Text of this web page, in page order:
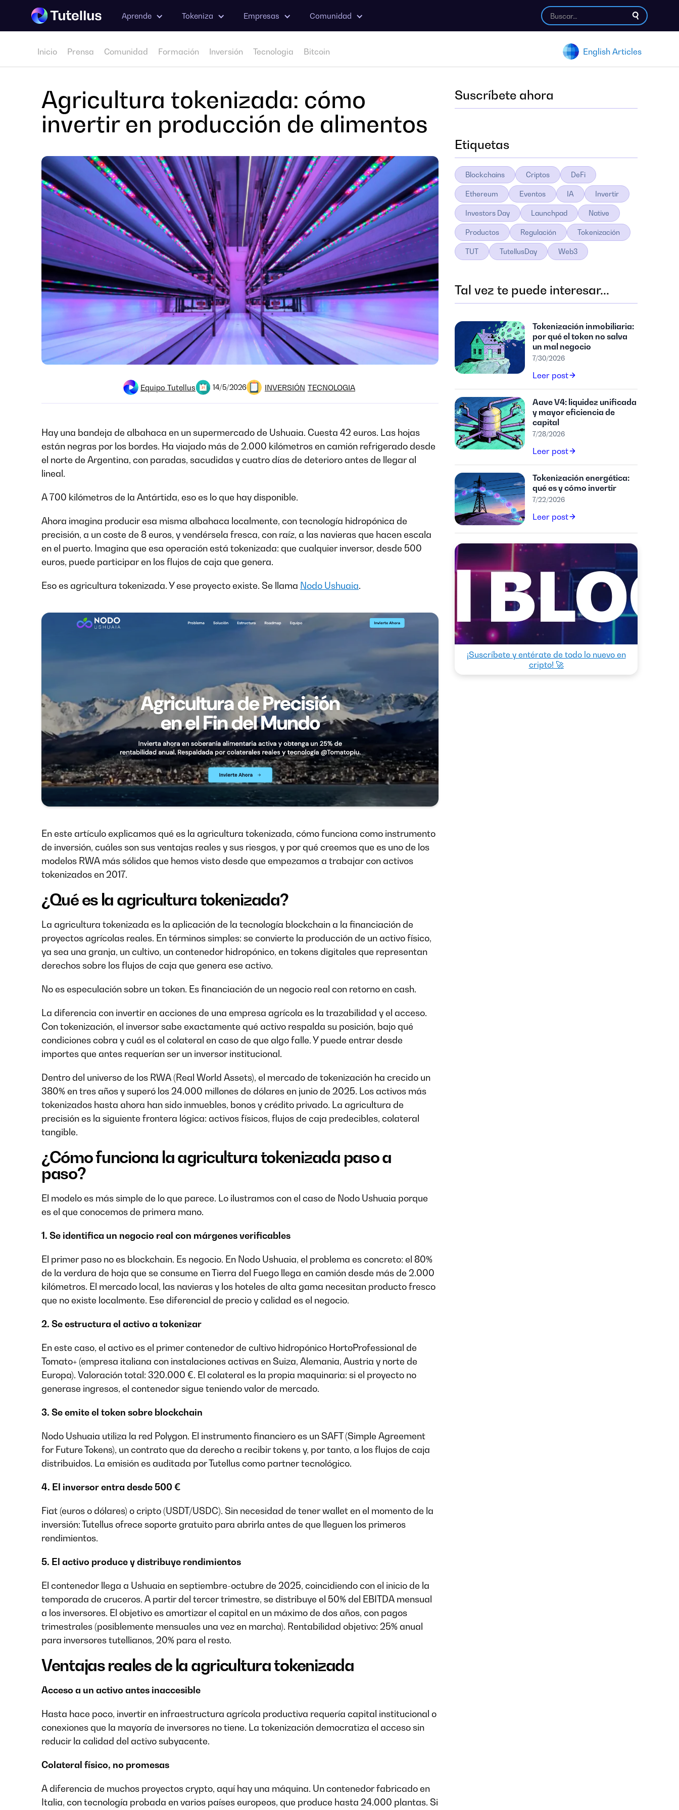
Aprende Tokeniza Empresas Comunidad
Inicio Prensa Comunidad Formación Inversión Tecnologia Bitcoin English Articles
Agricultura tokenizada: cómo
invertir en producción de alimentos
Equipo Tutellus 14/5/2026 INVERSIÓN TECNOLOGIA
Hay una bandeja de albahaca en un supermercado de Ushuaia. Cuesta 42 euros. Las hojas
están negras por los bordes. Ha viajado más de 2.000 kilómetros en camión refrigerado desde
el norte de Argentina, con paradas, sacudidas y cuatro días de deterioro antes de llegar al
lineal.
A 700 kilómetros de la Antártida, eso es lo que hay disponible.
Ahora imagina producir esa misma albahaca localmente, con tecnología hidropónica de
precisión, a un coste de 8 euros, y vendérsela fresca, con raíz, a las navieras que hacen escala
en el puerto. Imagina que esa operación está tokenizada: que cualquier inversor, desde 500
euros, puede participar en los flujos de caja que genera.
Eso es agricultura tokenizada. Y ese proyecto existe. Se llama Nodo Ushuaia.
En este artículo explicamos qué es la agricultura tokenizada, cómo funciona como instrumento
de inversión, cuáles son sus ventajas reales y sus riesgos, y por qué creemos que es uno de los
modelos RWA más sólidos que hemos visto desde que empezamos a trabajar con activos
tokenizados en 2017.
¿Qué es la agricultura tokenizada?
La agricultura tokenizada es la aplicación de la tecnología blockchain a la financiación de
proyectos agrícolas reales. En términos simples: se convierte la producción de un activo físico,
ya sea una granja, un cultivo, un contenedor hidropónico, en tokens digitales que representan
derechos sobre los flujos de caja que genera ese activo.
No es especulación sobre un token. Es financiación de un negocio real con retorno en cash.
La diferencia con invertir en acciones de una empresa agrícola es la trazabilidad y el acceso.
Con tokenización, el inversor sabe exactamente qué activo respalda su posición, bajo qué
condiciones cobra y cuál es el colateral en caso de que algo falle. Y puede entrar desde
importes que antes requerían ser un inversor institucional.
Dentro del universo de los RWA (Real World Assets), el mercado de tokenización ha crecido un
380% en tres años y superó los 24.000 millones de dólares en junio de 2025. Los activos más
tokenizados hasta ahora han sido inmuebles, bonos y crédito privado. La agricultura de
precisión es la siguiente frontera lógica: activos físicos, flujos de caja predecibles, colateral
tangible.
¿Cómo funciona la agricultura tokenizada paso a
paso?
El modelo es más simple de lo que parece. Lo ilustramos con el caso de Nodo Ushuaia porque
es el que conocemos de primera mano.
1. Se identifica un negocio real con márgenes verificables
El primer paso no es blockchain. Es negocio. En Nodo Ushuaia, el problema es concreto: el 80%
de la verdura de hoja que se consume en Tierra del Fuego llega en camión desde más de 2.000
kilómetros. El mercado local, las navieras y los hoteles de alta gama necesitan producto fresco
que no existe localmente. Ese diferencial de precio y calidad es el negocio.
2. Se estructura el activo a tokenizar
En este caso, el activo es el primer contenedor de cultivo hidropónico HortoProfessional de
Tomato+ (empresa italiana con instalaciones activas en Suiza, Alemania, Austria y norte de
Europa). Valoración total: 320.000 €. El colateral es la propia maquinaria: si el proyecto no
generase ingresos, el contenedor sigue teniendo valor de mercado.
3. Se emite el token sobre blockchain
Nodo Ushuaia utiliza la red Polygon. El instrumento financiero es un SAFT (Simple Agreement
for Future Tokens), un contrato que da derecho a recibir tokens y, por tanto, a los flujos de caja
distribuidos. La emisión es auditada por Tutellus como partner tecnológico.
4. El inversor entra desde 500 €
Fiat (euros o dólares) o cripto (USDT/USDC). Sin necesidad de tener wallet en el momento de la
inversión: Tutellus ofrece soporte gratuito para abrirla antes de que lleguen los primeros
rendimientos.
5. El activo produce y distribuye rendimientos
El contenedor llega a Ushuaia en septiembre-octubre de 2025, coincidiendo con el inicio de la
temporada de cruceros. A partir del tercer trimestre, se distribuye el 50% del EBITDA mensual
a los inversores. El objetivo es amortizar el capital en un máximo de dos años, con pagos
trimestrales (posiblemente mensuales una vez en marcha). Rentabilidad objetivo: 25% anual
para inversores tutellianos, 20% para el resto.
Ventajas reales de la agricultura tokenizada
Acceso a un activo antes inaccesible
Hasta hace poco, invertir en infraestructura agrícola productiva requería capital institucional o
conexiones que la mayoría de inversores no tiene. La tokenización democratiza el acceso sin
reducir la calidad del activo subyacente.
Colateral físico, no promesas
A diferencia de muchos proyectos crypto, aquí hay una máquina. Un contenedor fabricado en
Italia, con tecnología probada en varios países europeos, que produce hasta 24.000 plantas. Si
Suscríbete ahora
Etiquetas
Blockchains Criptos DeFi
Ethereum Eventos IA Invertir
Investors Day Launchpad Native
Productos Regulación Tokenización
TUT TutellusDay Web3
Tal vez te puede interesar...
Tokenización inmobiliaria:
por qué el token no salva
un mal negocio
7/30/2026
Leer post
Aave V4: liquidez unificada
y mayor eficiencia de
capital
7/28/2026
Leer post
Tokenización energética:
qué es y cómo invertir
7/22/2026
Leer post
¡Suscríbete y entérate de todo lo nuevo en
cripto! 🚀